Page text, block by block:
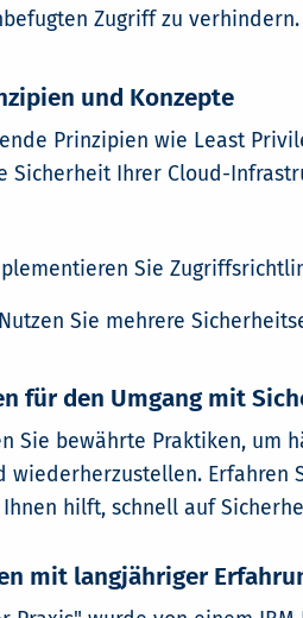
Zugriff zu verhindern.
und Konzepte
Prinzipien wie Least
Sicherheit Ihrer Cloud-
Sie
Sie mehrere
für den Umgang mit
Sie bewährte Praktiken, um
wiederherzustellen.
hilft, schnell auf
mit langjähriger